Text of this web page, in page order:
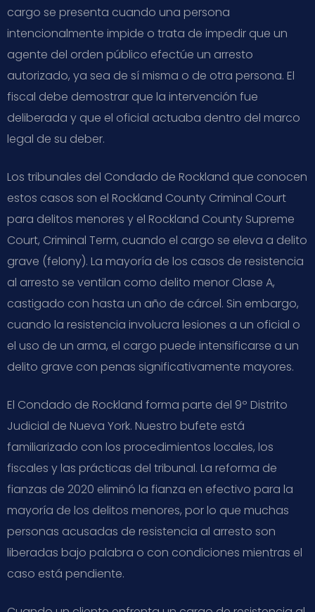
cargo se presenta cuando una persona
intencionalmente impide o trata de impedir que un
agente del orden público efectúe un arresto
autorizado, ya sea de sí misma o de otra persona. El
fiscal debe demostrar que la intervención fue
deliberada y que el oficial actuaba dentro del marco
legal de su deber.
Los tribunales del Condado de Rockland que conocen
estos casos son el Rockland County Criminal Court
para delitos menores y el Rockland County Supreme
Court, Criminal Term, cuando el cargo se eleva a delito
grave (felony). La mayoría de los casos de resistencia
al arresto se ventilan como delito menor Clase A,
castigado con hasta un año de cárcel. Sin embargo,
cuando la resistencia involucra lesiones a un oficial o
el uso de un arma, el cargo puede intensificarse a un
delito grave con penas significativamente mayores.
El Condado de Rockland forma parte del 9º Distrito
Judicial de Nueva York. Nuestro bufete está
familiarizado con los procedimientos locales, los
fiscales y las prácticas del tribunal. La reforma de
fianzas de 2020 eliminó la fianza en efectivo para la
mayoría de los delitos menores, por lo que muchas
personas acusadas de resistencia al arresto son
liberadas bajo palabra o con condiciones mientras el
caso está pendiente.